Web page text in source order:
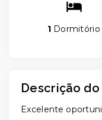
1 Dormitório
Descrição
Excelente